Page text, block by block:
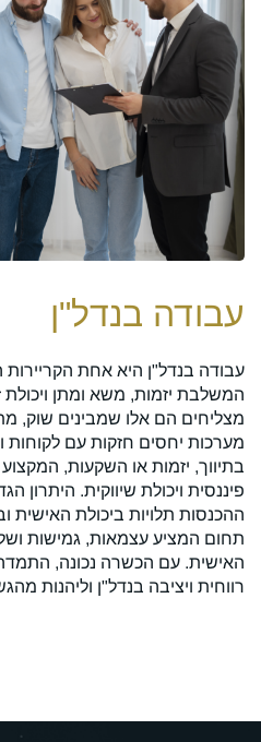
עבודה בנדל"ן
עבודה בנדל"ן היא אחת הקריירות
המשלבת יזמות, משא ומתן ויכולת
מצליחים הם אלו שמבינים שוק,
מערכות יחסים חזקות עם לקוחות
בתיווך, יזמות או השקעות,
פיננסית ויכולת שיווקית. היתרון
ההכנסות תלויות ביכולת האישית
תחום המציע עצמאות, גמישות
האישית. עם הכשרה נכונה, התמדה
רווחית ויציבה בנדל"ן וליהנות